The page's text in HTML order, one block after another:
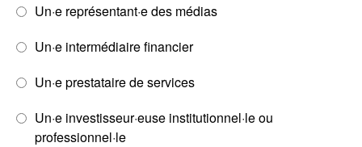
Un·e représentant·e des médias
Un·e intermédiaire financier
Un·e prestataire de services
Un·e investisseur·euse institutionnel·le ou
professionnel·le